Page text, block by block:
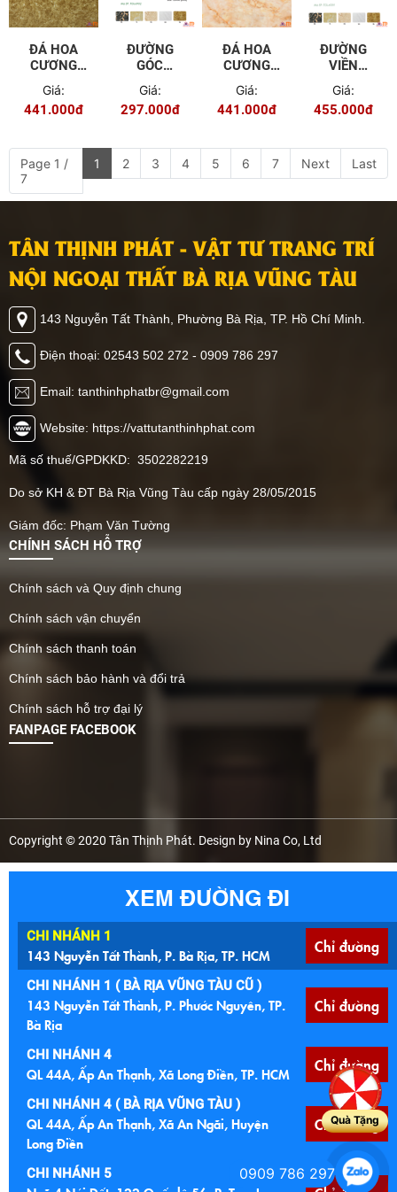
ĐÁ HOA
CƯƠNG
PVC TGP -
9602
Giá:
441.000đ
ĐƯỜNG
GÓC
TRONG
7.5CM TGL
- 6902
Giá:
297.000đ
ĐÁ HOA
CƯƠNG
PVC TGP -
9605
Giá:
441.000đ
ĐƯỜNG
VIỀN
TRANG TRÍ
15CM TGL
- 6909
Giá:
455.000đ
Page 1 /
7
1 2 3 4 5 6 7 Next Last
TÂN THỊNH PHÁT - VẬT TƯ TRANG TRÍ
NỘI NGOẠI THẤT BÀ RỊA VŨNG TÀU
143 Nguyễn Tất Thành, Phường Bà Rịa, TP. Hồ Chí Minh.
Điện thoại: 02543 502 272 - 0909 786 297
Email: tanthinhphatbr@gmail.com
Website: https://vattutanthinhphat.com
Mã số thuế/GPDKKD: 3502282219
Do sở KH & ĐT Bà Rịa Vũng Tàu cấp ngày 28/05/2015
Giám đốc: Phạm Văn Tường
CHÍNH SÁCH HỖ TRỢ
Chính sách và Quy định chung
Chính sách vận chuyển
Chính sách thanh toán
Chính sách bảo hành và đổi trả
Chính sách hỗ trợ đại lý
FANPAGE FACEBOOK
Copyright © 2020 Tân Thịnh Phát. Design by Nina Co, Ltd
XEM ĐƯỜNG ĐI
CHI NHÁNH 1
143 Nguyễn Tất Thành, P. Bà Rịa, TP. HCM Chỉ đường
CHI NHÁNH 1 ( BÀ RỊA VŨNG TÀU CŨ )
143 Nguyễn Tất Thành, P. Phước Nguyên, TP.
Bà Rịa
Chỉ đường
CHI NHÁNH 4
QL 44A, Ấp An Thạnh, Xã Long Điền, TP. HCM Chỉ đường
CHI NHÁNH 4 ( BÀ RỊA VŨNG TÀU )
QL 44A, Ấp An Thạnh, Xã An Ngãi, Huyện
Long Điền
Chỉ đường
CHI NHÁNH 5
Quà Tặng
0909 786 297